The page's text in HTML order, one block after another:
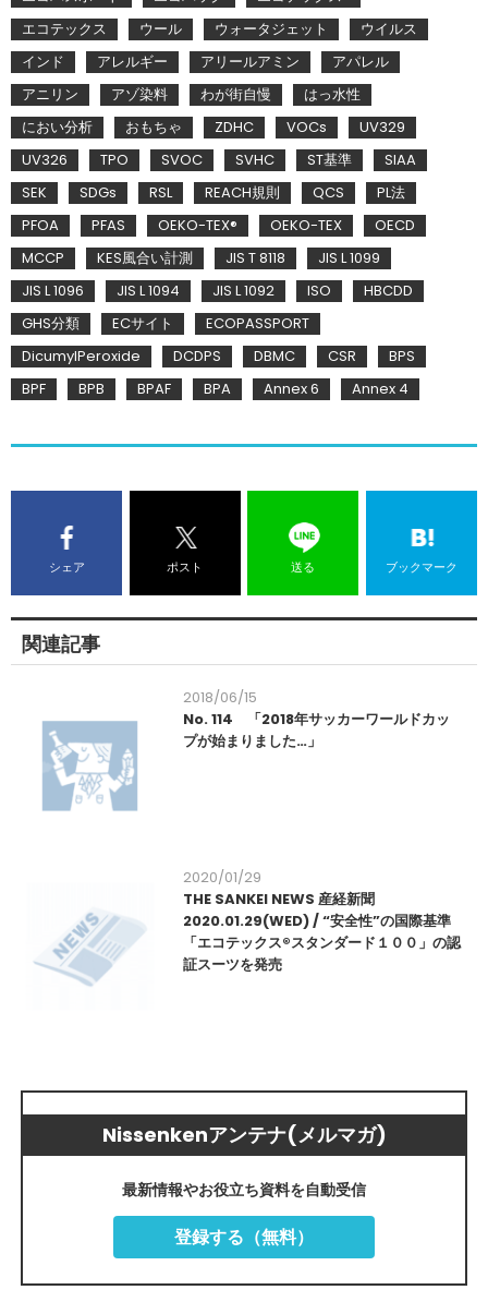
エコテックス
ウール ウォータジェット
ウイルス
インド
アレルギー アリールアミン
アパレル
アニリン
アゾ染料 わが街自慢
はっ水性
におい分析
おもちゃ ZDHC VOCs
UV329
UV326
TPO SVOC SVHC ST基準
SIAA
SEK
SDGs RSL REACH規則 QCS
PL法
PFOA
PFAS OEKO-TEX® OEKO-TEX
OECD
MCCP
KES風合い計測 JIS T 8118
JIS L 1099
JIS L 1096
JIS L 1094 JIS L 1092 ISO
HBCDD
GHS分類
ECサイト
ECOPASSPORT
DicumylPeroxide
DCDPS DBMC CSR
BPS
BPF
BPB BPAF BPA Annex 6 Annex 4
シェア ポスト 送る ブックマーク
関連記事
2018/06/15
No. 114 「2018年サッカーワールドカッ
プが始まりました…」
2020/01/29
THE SANKEI NEWS 産経新聞
2020.01.29(WED) / “安全性”の国際基準
「エコテックス®スタンダード１００」の認
証スーツを発売
Nissenkenアンテナ(メルマガ)
最新情報やお役立ち資料を自動受信
登録する（無料）